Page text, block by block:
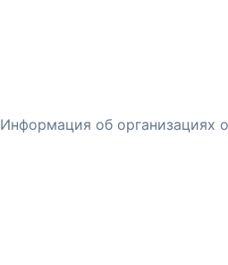
Информация об организациях